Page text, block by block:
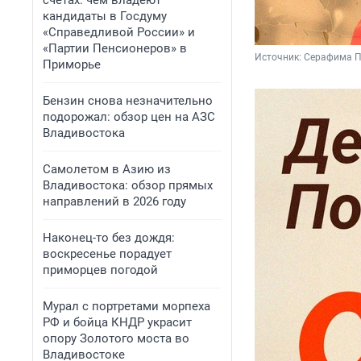
кандидаты в Госдуму
«Справедливой России» и
«Партии Пенсионеров» в
Приморье
Бензин снова незначительно
подорожал: обзор цен на АЗС
Владивостока
Самолетом в Азию из
Владивостока: обзор прямых
направлений в 2026 году
Наконец-то без дождя:
воскресенье порадует
приморцев погодой
Мурал с портретами морпеха
РФ и бойца КНДР украсит
опору Золотого моста во
Владивостоке
Источник: Серафима